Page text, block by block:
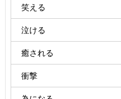
笑える
泣ける
癒される
衝撃